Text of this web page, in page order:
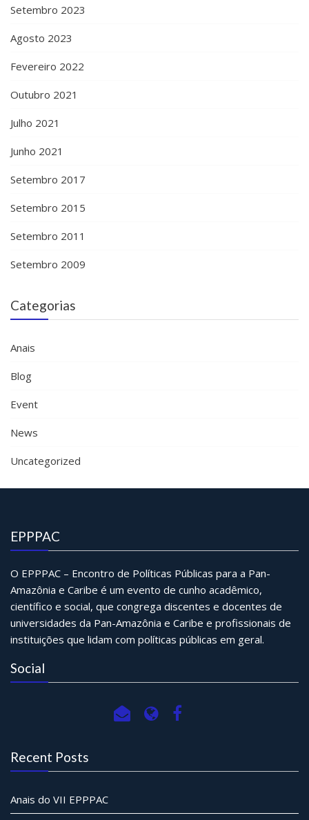
Setembro 2023
Agosto 2023
Fevereiro 2022
Outubro 2021
Julho 2021
Junho 2021
Setembro 2017
Setembro 2015
Setembro 2011
Setembro 2009
Categorias
Anais
Blog
Event
News
Uncategorized
EPPPAC
O EPPPAC – Encontro de Políticas Públicas para a Pan-
Amazônia e Caribe é um evento de cunho acadêmico,
científico e social, que congrega discentes e docentes de
universidades da Pan-Amazônia e Caribe e profissionais de
instituições que lidam com políticas públicas em geral.
Social
Recent Posts
Anais do VII EPPPAC